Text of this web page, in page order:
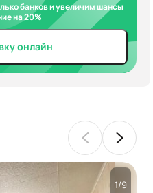
банков и увеличим шансы
на 20%
онлайн
1/9